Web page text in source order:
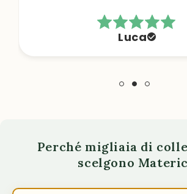
Luca
Perché migliaia di
scelgono